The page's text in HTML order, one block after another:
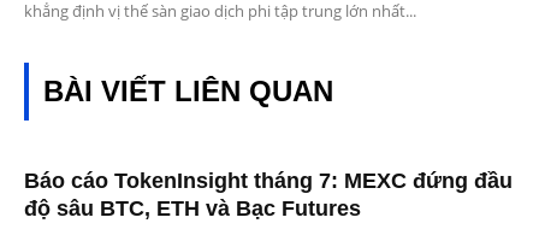
khẳng định vị thế sàn giao dịch phi tập trung lớn nhất...
BÀI VIẾT LIÊN QUAN
Báo cáo TokenInsight tháng 7: MEXC đứng đầu
độ sâu BTC, ETH và Bạc Futures